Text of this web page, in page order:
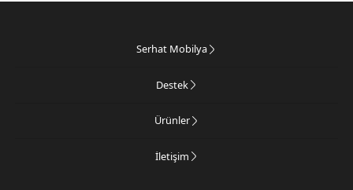
Serhat Mobilya
Destek
Ürünler
İletişim